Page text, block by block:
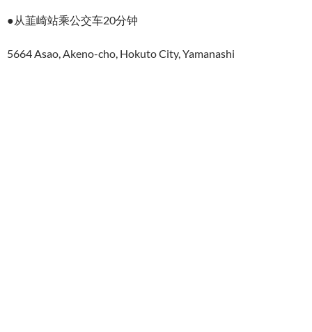
●从韮崎站乘公交车20分钟
5664 Asao, Akeno-cho, Hokuto City, Yamanashi